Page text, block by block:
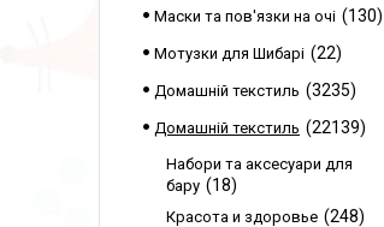
Маски та пов'язки на очі 130
Мотузки для Шибарі 22
Домашній текстиль 3235
Домашній текстиль 22139
Набори та аксесуари для
бару
18
Красота и здоровье 248